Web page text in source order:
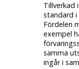
Tillverkad
standard i
Fördelen
exempel
samma
ingår i